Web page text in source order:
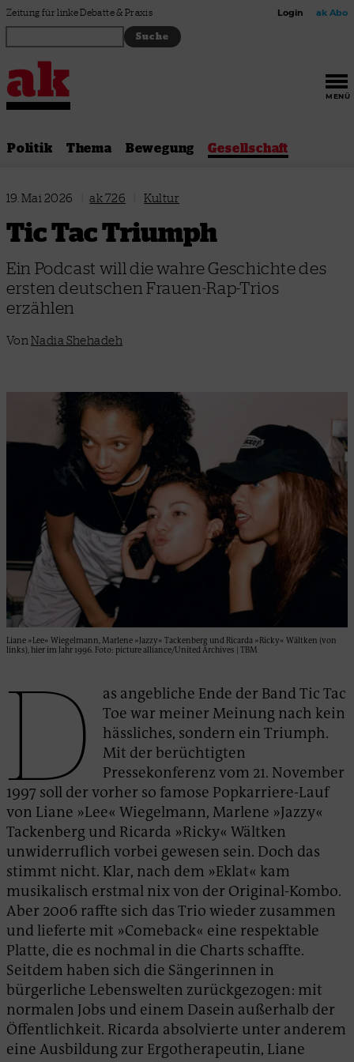
Zum Inhalt springen
Zeitung für linke Debatte & Praxis Login ak Abo
MENÜ
Politik Thema Bewegung Gesellschaft
19. Mai 2026 ak 726 Kultur
Tic Tac Triumph
Ein Podcast will die wahre Geschichte des
ersten deutschen Frauen-Rap-Trios
erzählen
Von Nadia Shehadeh
Liane »Lee« Wiegelmann, Marlene »Jazzy« Tackenberg und Ricarda »Ricky« Wältken (von
links), hier im Jahr 1996. Foto: picture alliance/United Archives | TBM
D
as angebliche Ende der Band Tic Tac
Toe war meiner Meinung nach kein
hässliches, sondern ein Triumph.
Mit der berüchtigten
Pressekonferenz vom 21. November
1997 soll der vorher so famose Popkarriere-Lauf
von Liane »Lee« Wiegelmann, Marlene »Jazzy«
Tackenberg und Ricarda »Ricky« Wältken
unwiderruflich vorbei gewesen sein. Doch das
stimmt nicht. Klar, nach dem »Eklat« kam
musikalisch erstmal nix von der Original-Kombo.
Aber 2006 raffte sich das Trio wieder zusammen
und lieferte mit »Comeback« eine respektable
Platte, die es nochmal in die Charts schaffte.
Seitdem haben sich die Sängerinnen in
bürgerliche Lebenswelten zurückgezogen: mit
normalen Jobs und einem Dasein außerhalb der
Öffentlichkeit. Ricarda absolvierte unter anderem
eine Ausbildung zur Ergotherapeutin, Liane